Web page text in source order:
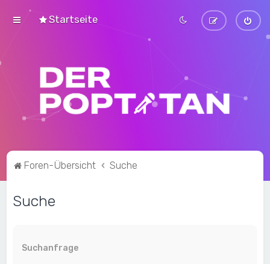
Startseite
Foren-Übersicht Suche
Suche
Suchanfrage